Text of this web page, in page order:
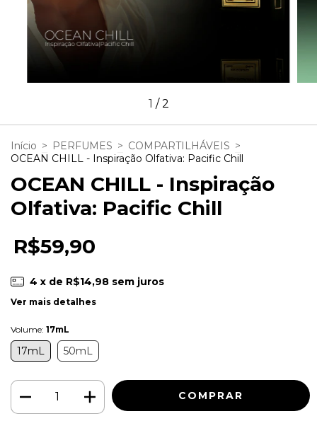
1 /2
Início > PERFUMES > COMPARTILHÁVEIS >
OCEAN CHILL - Inspiração Olfativa: Pacific Chill
OCEAN CHILL - Inspiração
Olfativa: Pacific Chill
R$59,90
4 x de R$14,98 sem juros
Ver mais detalhes
Volume: 17mL
17mL 50mL